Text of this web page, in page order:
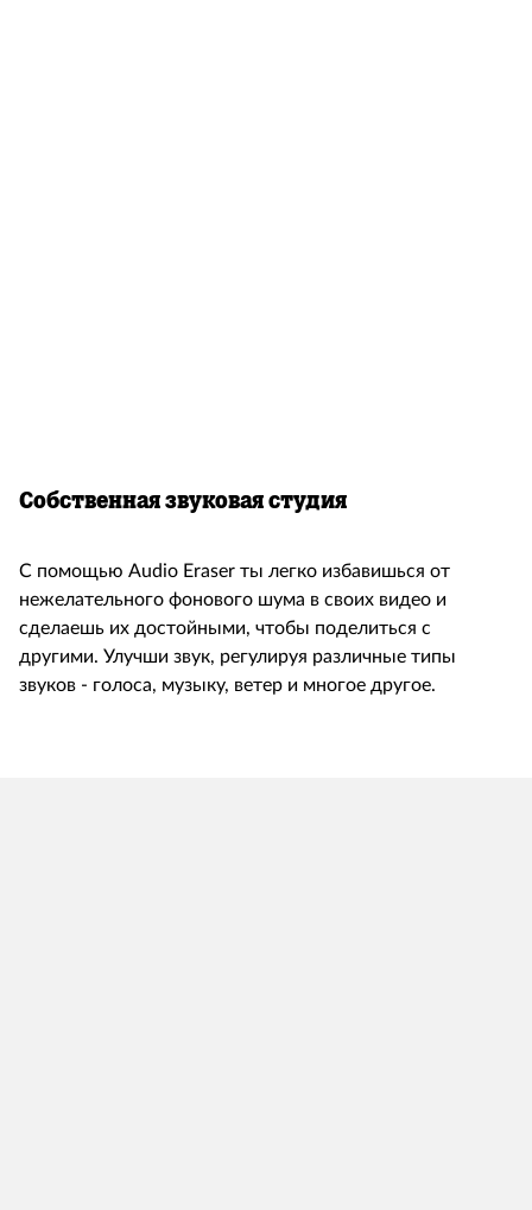
Собственная звуковая студия
С помощью Audio Eraser ты легко избавишься от
нежелательного фонового шума в своих видео и
сделаешь их достойными, чтобы поделиться с
другими. Улучши звук, регулируя различные типы
звуков - голоса, музыку, ветер и многое другое.